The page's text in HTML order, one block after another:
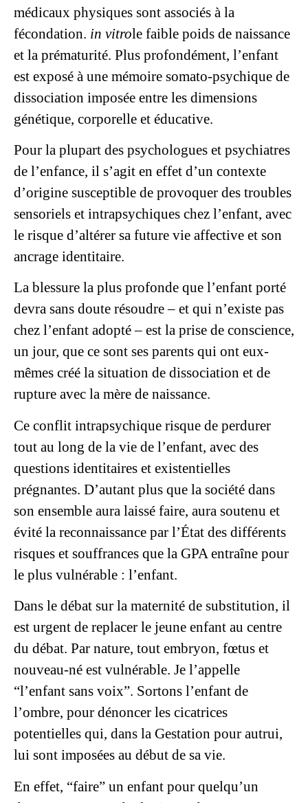
médicaux physiques sont associés à la
fécondation. in vitrole faible poids de naissance
et la prématurité. Plus profondément, l’enfant
est exposé à une mémoire somato-psychique de
dissociation imposée entre les dimensions
génétique, corporelle et éducative.
Pour la plupart des psychologues et psychiatres
de l’enfance, il s’agit en effet d’un contexte
d’origine susceptible de provoquer des troubles
sensoriels et intrapsychiques chez l’enfant, avec
le risque d’altérer sa future vie affective et son
ancrage identitaire.
La blessure la plus profonde que l’enfant porté
devra sans doute résoudre – et qui n’existe pas
chez l’enfant adopté – est la prise de conscience,
un jour, que ce sont ses parents qui ont eux-
mêmes créé la situation de dissociation et de
rupture avec la mère de naissance.
Ce conflit intrapsychique risque de perdurer
tout au long de la vie de l’enfant, avec des
questions identitaires et existentielles
prégnantes. D’autant plus que la société dans
son ensemble aura laissé faire, aura soutenu et
évité la reconnaissance par l’État des différents
risques et souffrances que la GPA entraîne pour
le plus vulnérable : l’enfant.
Dans le débat sur la maternité de substitution, il
est urgent de replacer le jeune enfant au centre
du débat. Par nature, tout embryon, fœtus et
nouveau-né est vulnérable. Je l’appelle
“l’enfant sans voix”. Sortons l’enfant de
l’ombre, pour dénoncer les cicatrices
potentielles qui, dans la Gestation pour autrui,
lui sont imposées au début de sa vie.
En effet, “faire” un enfant pour quelqu’un